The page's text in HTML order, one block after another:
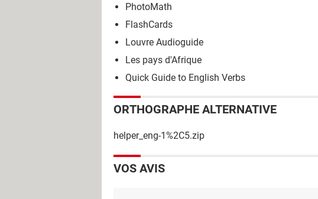
PhotoMath
FlashCards
Louvre Audioguide
Les pays d'Afrique
Quick Guide to English Verbs
ORTHOGRAPHE ALTERNATIVE
helper_eng-1%2C5.zip
VOS AVIS